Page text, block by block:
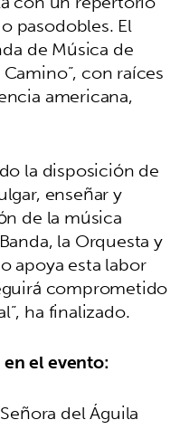
pasodobles. El
de Música de
con raíces
americana,
la disposición de
enseñar y
de la música
la Orquesta y
apoya esta labor
comprometido
ha finalizado.
el evento:
del Águila